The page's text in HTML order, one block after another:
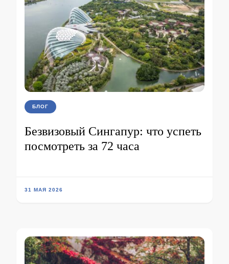
БЛОГ
Безвизовый Сингапур: что успеть
посмотреть за 72 часа
31 МАЯ 2026